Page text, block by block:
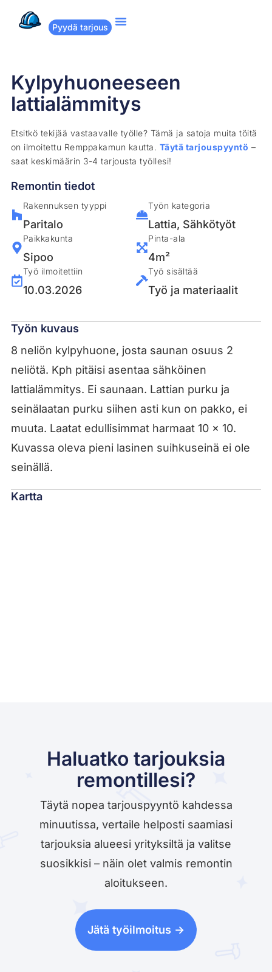
Pyydä tarjous
Kylpyhuoneeseen
lattialämmitys
Etsitkö tekijää vastaavalle työlle? Tämä ja satoja muita töitä
on ilmoitettu Remppakamun kautta. Täytä tarjouspyyntö –
saat keskimäärin 3-4 tarjousta työllesi!
Remontin tiedot
Rakennuksen tyyppi
Paritalo
Paikkakunta
Sipoo
Työ ilmoitettiin
10.03.2026
Työn kategoria
Lattia, Sähkötyöt
Pinta-ala
4m²
Työ sisältää
Työ ja materiaalit
Työn kuvaus
8 neliön kylpyhuone, josta saunan osuus 2
neliötä. Kph pitäisi asentaa sähköinen
lattialämmitys. Ei saunaan. Lattian purku ja
seinälaatan purku siihen asti kun on pakko, ei
muuta. Laatat edullisimmat harmaat 10 x 10.
Kuvassa oleva pieni lasinen suihkuseinä ei ole
seinällä.
Kartta
Haluatko tarjouksia
remontillesi?
Täytä nopea tarjouspyyntö kahdessa
minuutissa, vertaile helposti saamiasi
tarjouksia alueesi yrityksiltä ja valitse
suosikkisi – näin olet valmis remontin
aloitukseen.
Jätä työilmoitus ->